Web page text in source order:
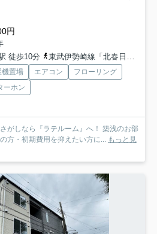
円
徒歩10分
東武伊勢崎線「北春日部」駅 徒歩18分
機置場 エアコン
フローリング
ーホン
がしなら『ラテルーム』へ！ 築浅のお部
方・初期費用を抑えたい方に...
もっと見